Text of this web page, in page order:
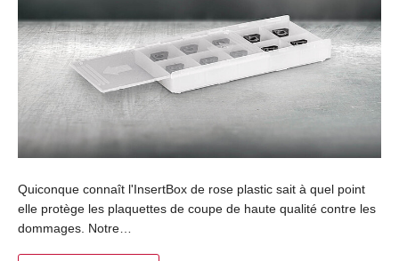
Quiconque connaît l'InsertBox de rose plastic sait à quel point
elle protège les plaquettes de coupe de haute qualité contre les
dommages. Notre…